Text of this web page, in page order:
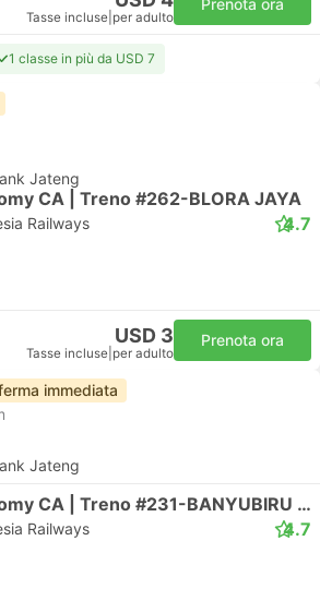
Tasse incluse per adulto
Prenota ora
1 classe in più da USD 7
Jateng
CA | Treno #262-BLORA JAYA
Railways 4.7
USD 3
Tasse incluse per adulto
Prenota ora
immediata
Jateng
Economy CA | Treno #231-BANYUBIRU EKSPRES
Railways 4.7